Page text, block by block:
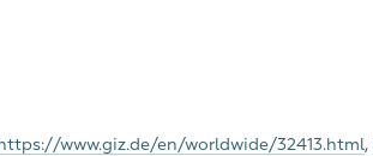
www.giz.de/en/worldwide/32413.html,